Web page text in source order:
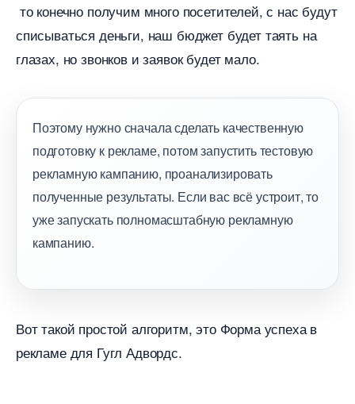
то конечно получим много посетителей, с нас будут
списываться деньги, наш бюджет будет таять на
лазах, но звонков и заявок будет мало.
Поэтому нужно сначала сделать качественную
подготовку к рекламе, потом запустить тестовую
рекламную кампанию, проанализировать
полученные результаты. Если вас всё устроит, то
уже запускать полномасштабную рекламную
кампанию.
от такой простой алгоритм, это Форма успеха
рекламе для Гугл Адвордс.